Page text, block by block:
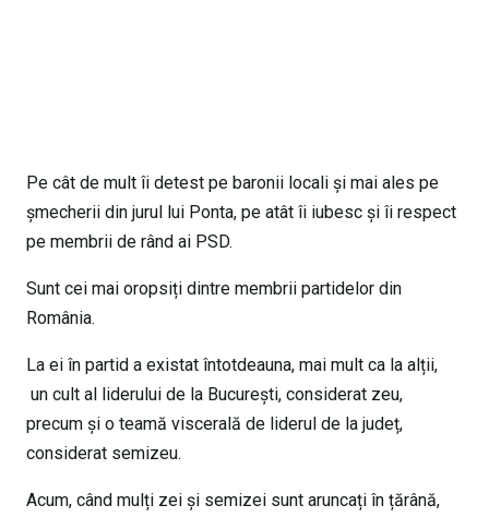
Pe cât de mult îi detest pe baronii locali și mai ales pe
șmecherii din jurul lui Ponta, pe atât îi iubesc și îi respect
pe membrii de rând ai PSD.
Sunt cei mai oropsiți dintre membrii partidelor din
România.
La ei în partid a existat întotdeauna, mai mult ca la alții,
un cult al liderului de la București, considerat zeu,
precum și o teamă viscerală de liderul de la județ,
considerat semizeu.
Acum, când mulți zei și semizei sunt aruncați în țărână,